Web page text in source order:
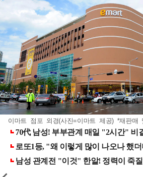
이마트 점포 외경(사진=이마트 제공) *재판매